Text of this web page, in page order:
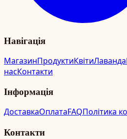
Навігація
МагазинПродуктиКвітиЛаванда
насКонтакти
Інформація
ДоставкаОплатаFAQПолітика
Контакти